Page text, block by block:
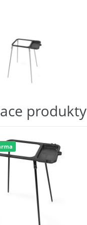
produkty